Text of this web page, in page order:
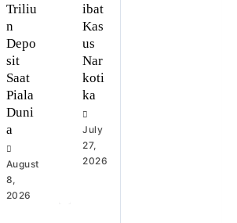
Triliu
n
Depo
sit
Saat
Piala
Duni
a
August
8,
2026
ibat
Kas
us
Nar
koti
ka
July
27,
2026